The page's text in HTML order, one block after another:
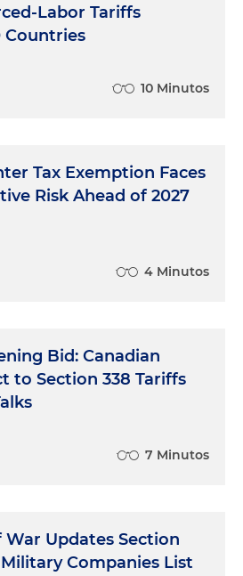
Labor Tariffs
Countries
10 Minutos
Tax Exemption Faces
Risk Ahead of 2027
4 Minutos
Bid: Canadian
to Section 338 Tariffs
7 Minutos
Updates Section
Military Companies List